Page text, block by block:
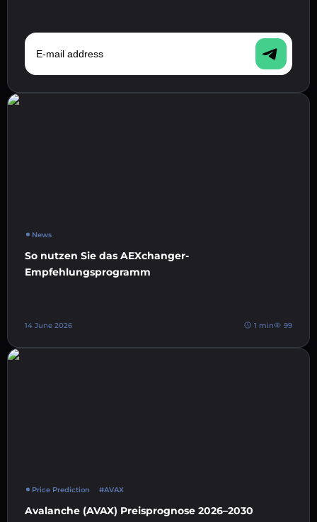
E-mail address
News
So nutzen Sie das AEXchanger-
Empfehlungsprogramm
14 June 2026 1 min 99
Price Prediction #AVAX
Avalanche (AVAX) Preisprognose 2026–2030